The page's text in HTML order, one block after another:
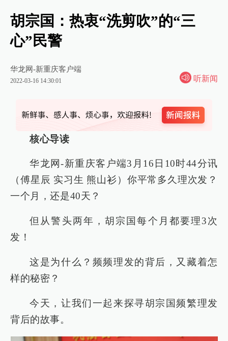
胡宗国：热衷“洗剪吹”的“三
心”民警
华龙网-新重庆客户端
2022-03-16 14:30:01 听新闻
核心导读
华龙网-新重庆客户端3月16日10时44分讯
（傅星辰 实习生 熊山衫）你平常多久理次发？
一个月，还是40天？
但从警头两年，胡宗国每个月都要理3次
发！
这是为什么？频频理发的背后，又藏着怎
样的秘密？
今天，让我们一起来探寻胡宗国频繁理发
背后的故事。